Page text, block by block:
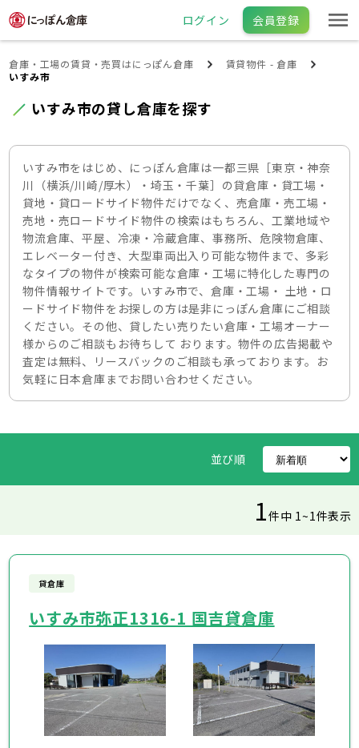
ログイン 会員登録
倉庫・工場の賃貸・売買はにっぽん倉庫
賃貸物件 - 倉庫
いすみ市
いすみ市の貸し倉庫を探す
いすみ市をはじめ、にっぽん倉庫は一都三県［東京・神奈
川（横浜/川崎/厚木）・埼玉・千葉］の貸倉庫・貸工場・
貸地・貸ロードサイド物件だけでなく、売倉庫・売工場・
売地・売ロードサイド物件の検索はもちろん、工業地域や
物流倉庫、平屋、冷凍・冷蔵倉庫、事務所、危険物倉庫、
エレベーター付き、大型車両出入り可能な物件まで、多彩
なタイプの物件が検索可能な倉庫・工場に特化した専門の
物件情報サイトです。いすみ市で、倉庫・工場・ 土地・ロ
ードサイド物件をお探しの方は是非にっぽん倉庫にご相談
ください。その他、貸したい売りたい倉庫・工場オーナー
様からのご相談もお待ちして おります。物件の広告掲載や
査定は無料、リースバックのご相談も承っております。お
気軽に日本倉庫までお問い合わせください。
並び順
1件中 1~1件表示
貸倉庫
いすみ市弥正1316-1 国吉貸倉庫